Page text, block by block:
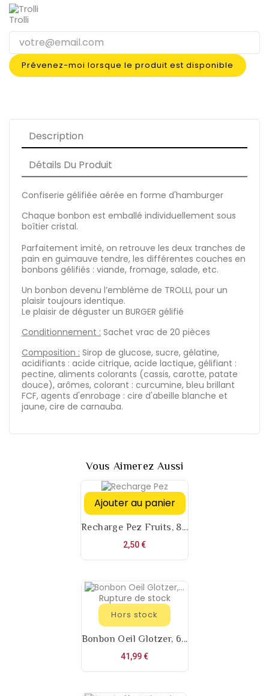
Trolli
Prévenez-moi lorsque le produit est disponible
Description
Détails Du Produit
Confiserie gélifiée aérée en forme d'hamburger
Chaque bonbon est emballé individuellement sous
boîtier cristal.
Parfaitement imité, on retrouve les deux tranches de
pain en guimauve tendre, les différentes couches en
bonbons gélifiés : viande, fromage, salade, etc.
Un bonbon devenu l’emblème de TROLLI, pour un
plaisir toujours identique.
Le plaisir de déguster un BURGER gélifié
Conditionnement : Sachet vrac de 20 pièces
Composition : Sirop de glucose, sucre, gélatine,
acidifiants : acide citrique, acide lactique, gélifiant :
pectine, aliments colorants (cassis, carotte, patate
douce), arômes, colorant : curcumine, bleu brillant
FCF, agents d'enrobage : cire d'abeille blanche et
jaune, cire de carnauba.
Vous Aimerez Aussi
Ajouter au panier
Recharge Pez Fruits, 8...
2,50 €Prix
Rupture de stock
Hors stock
Bonbon Oeil Glotzer, 6...
41,99 €Prix